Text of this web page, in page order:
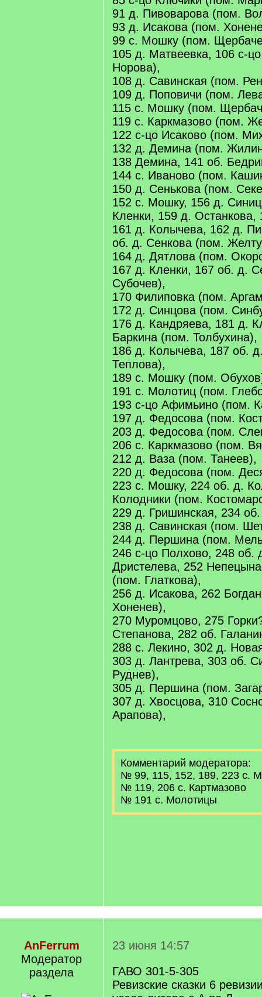
91 д. Пивоварова (пом.
93 д. Исакова (пом.
99 с. Мошку (пом.
105 д. Матвеевка, 106 с-
Норова),
108 д. Савинская (пом.
109 д. Поповичи (пом.
115 с. Мошку (пом.
119 с. Каркмазово (пом.
122 с-цо Исаково (пом.
132 д. Демина (пом.
138 Демина, 141 об.
144 с. Иваново (пом.
150 д. Сенькова (пом.
152 с. Мошку, 156 д.
Кленки, 159 д. Останкова,
161 д. Колычева, 162 д.
об. д. Сенкова (пом.
164 д. Дятлова (пом.
167 д. Кленки, 167 об. д.
Субочев),
170 Филиповка (пом.
172 д. Синцова (пом.
176 д. Кандряева, 181 д.
Баркина (пом. Толбухина),
186 д. Колычева, 187 об.
Теплова),
189 с. Мошку (пом.
191 с. Молотиц (пом.
193 с-цо Афимьино (пом.
197 д. Федосова (пом.
203 д. Федосова (пом.
206 с. Каркмазово (пом.
212 д. Ваза (пом. Танеев),
220 д. Федосова (пом.
223 с. Мошку, 224 об. д.
Колодники (пом.
229 д. Гришинская, 234
238 д. Савинская (пом.
244 д. Першина (пом.
246 с-цо Полхово, 248 об.
Дристелева, 252
(пом. Глаткова),
256 д. Исакова, 262
Хоненев),
270 Муромцово, 275
Степанова, 282 об.
288 с. Лекино, 302 д.
303 д. Лантрева, 303 об.
Руднев),
305 д. Першина (пом.
307 д. Хвосцова, 310
Арапова),
Комментарий модератора:
№ 99, 115, 152, 189, 223 с.
№ 119, 206 с. Картмазово
№ 191 с. Молотицы
AnFerrum
Модератор
раздела
23 июня 14:57
ГАВО 301-5-305
Ревизские сказки 6